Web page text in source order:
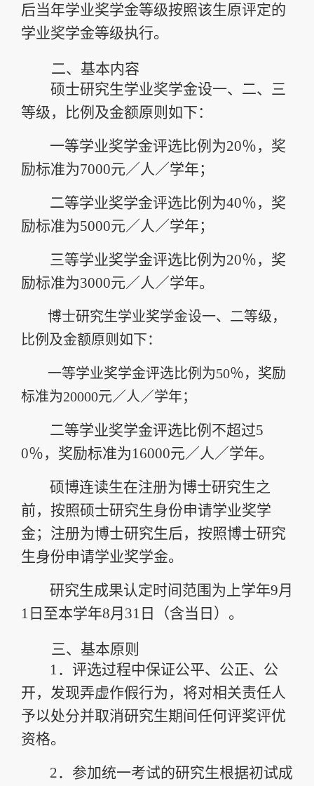
后当年学业奖学金等级按照该生原评定的
学业奖学金等级执行。
二、 基本内容
硕士研究生学业奖学金设一、二、三
等级，比例及金额原则如下：
一等学业奖学金评选比例为20％，奖
励标准为7000元／人 ／学年；
二等学业奖学金评选比例为40％，奖
励标准为5000元／人 ／学年；
三等学业奖学金评选比例为20％，奖
励标准为3000元／人 ／学年。
博士研究生学业奖学金设一、二等级，
比例及金额原则如下：
一等学业奖学金评选比例为50％，奖励
标准为20000元／人／学年；
二等学业奖学金评选比例 不超过5
0％，奖励标准为16000元／人／学年。
硕博连读生在注册为博士研究生之
前，按照硕士研究生身份申请学业奖学
金；注册为博士研究生后，按照博士研究
生身份申请学业奖学金。
研究生成果认定时间范围为上学年9月
1 日至本学年8月 31 日（含当日） 。
三、 基本原则
1． 评选过程中保证公平、公正、公
开，发现弄虚作假行为，将对相关责任人
予以处分并取消研究生期间任何评奖评优
资格。
2． 参加统一考试的研究生根据初试成